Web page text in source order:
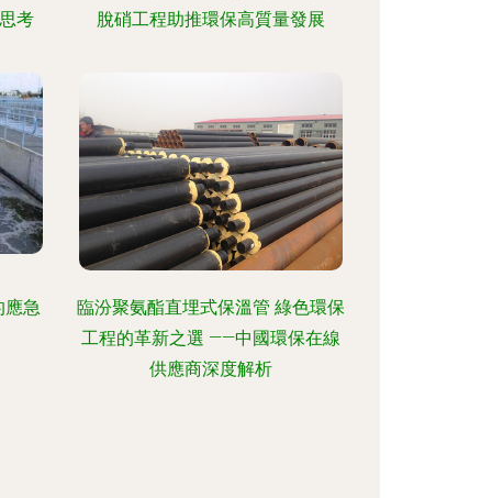
考
脫硝工程助推環保高質量發展
應急
臨汾聚氨酯直埋式保溫管 綠色環保
工程的革新之選 ——中國環保在線
供應商深度解析